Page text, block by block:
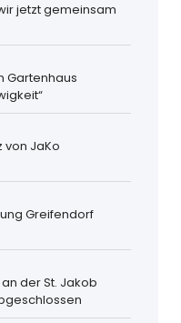
jetzt gemeinsam
Gartenhaus
von JaKo
Greifendorf
der St. Jakob